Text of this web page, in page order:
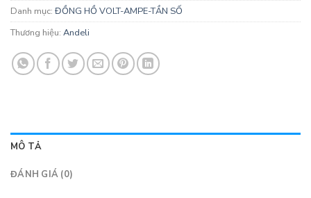
Danh mục: ĐỒNG HỒ VOLT-AMPE-TẦN SỐ
Thương hiệu: Andeli
MÔ TẢ
ĐÁNH GIÁ (0)